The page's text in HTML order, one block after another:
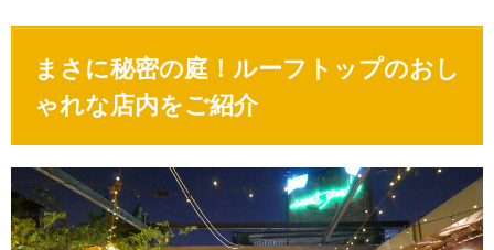
まさに秘密の庭！ルーフトップのおし
ゃれな店内をご紹介